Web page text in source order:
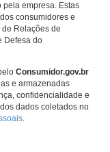
pela empresa. Estas
consumidores e
Relações de
Defesa do
Consumidor.gov.br
e armazenadas
confidencialidade e
dados coletados no
.